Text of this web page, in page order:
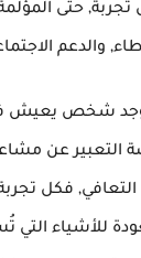
تجربة, حتى
والدعم
شخص يعيش في
التعبير عن
فكل
للأشياء